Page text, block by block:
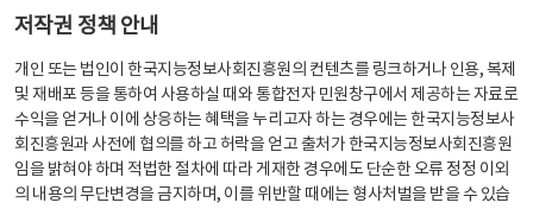
저작권 정책 안내
개인 또는 법인이 한국지능정보사회진흥원의 컨텐츠를 링크하거나 인용, 복제
및 재배포 등을 통하여 사용하실 때와 통합전자 민원창구에서 제공하는 자료로
수익을 얻거나 이에 상응하는 혜택을 누리고자 하는 경우에는 한국지능정보사
회진흥원과 사전에 협의를 하고 허락을 얻고 출처가 한국지능정보사회진흥원
임을 밝혀야 하며 적법한 절차에 따라 게재한 경우에도 단순한 오류 정정 이외
의 내용의 무단변경을 금지하며, 이를 위반할 때에는 형사처벌을 받을 수 있습